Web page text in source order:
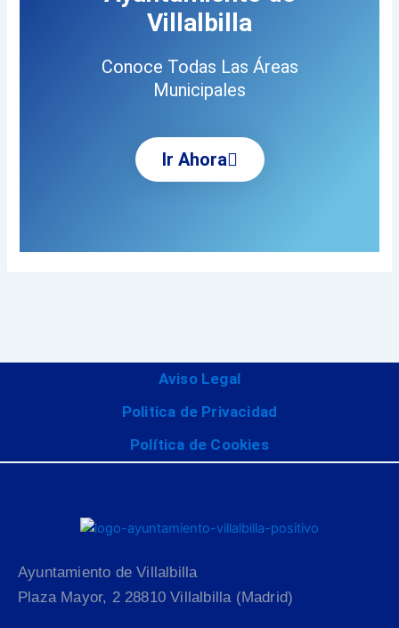
Villalbilla
Conoce Todas Las Áreas
Municipales
Ir Ahora
Aviso Legal
Politica de Privacidad
Política de Cookies
Ayuntamiento de Villalbilla
Plaza Mayor, 2 28810 Villalbilla (Madrid)